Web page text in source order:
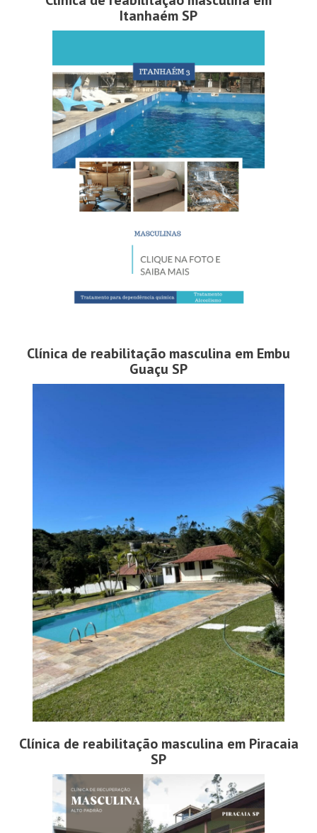
Itanhaém SP
Clínica de reabilitação masculina em Embu
Guaçu SP
Clínica de reabilitação masculina em Piracaia
SP